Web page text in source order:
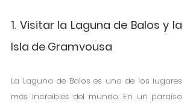
1. Visitar la Laguna de Balos y la
Isla de Gramvousa
La Laguna de Balos es uno de los lugares
más increíbles del mundo. En un paraíso